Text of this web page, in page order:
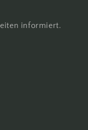
informiert.